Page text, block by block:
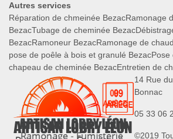
Autres services
Réparation de chmeinée BezacRamonage
BezacTubage de cheminée Bezac
BezacRamoneur BezacRamonage de
pose de poêle à bois et granulé BezacPose
chapeau de cheminée BezacEntretien de
14 Rue
Bonnac
05 33 06
©2019